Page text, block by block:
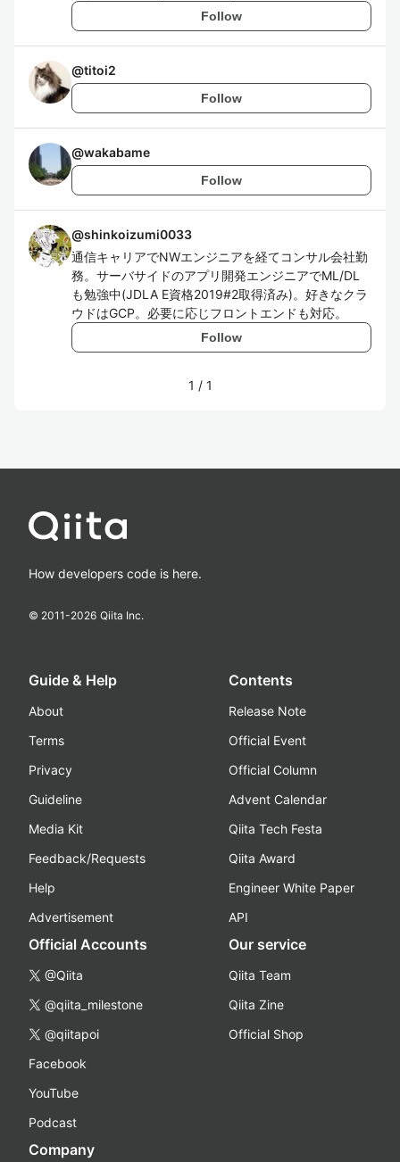
Follow
@titoi2
Follow
@wakabame
Follow
@shinkoizumi0033
通信キャリアでNWエンジニアを経てコンサル会社勤
務。サーバサイドのアプリ開発エンジニアでML/DL
も勉強中(JDLA E資格2019#2取得済み)。好きなクラ
ウドはGCP。必要に応じフロントエンドも対応。
Follow
1 / 1
How developers code is here.
© 2011-2026 Qiita Inc.
Guide & Help
About
Terms
Privacy
Guideline
Media Kit
Feedback/Requests
Help
Advertisement
Contents
Release Note
Official Event
Official Column
Advent Calendar
Qiita Tech Festa
Qiita Award
Engineer White Paper
API
Official Accounts
@Qiita
@qiita_milestone
@qiitapoi
Facebook
YouTube
Podcast
Our service
Qiita Team
Qiita Zine
Official Shop
Company